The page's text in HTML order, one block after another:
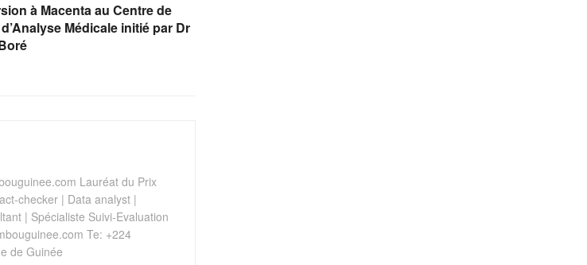
à Macenta au Centre de
Médicale initié par Dr
Lauréat du Prix
checker | Data analyst |
| Spécialiste Suivi-Evaluation
Te: +224
de Guinée